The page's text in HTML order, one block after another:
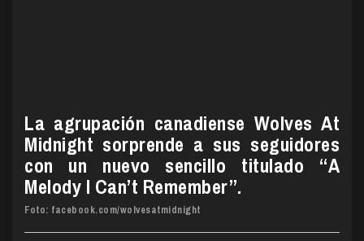
La agrupación canadiense Wolves At
Midnight sorprende a sus seguidores
con un nuevo sencillo titulado “A
Melody I Can’t Remember”.
Foto: facebook.com/wolvesatmidnight